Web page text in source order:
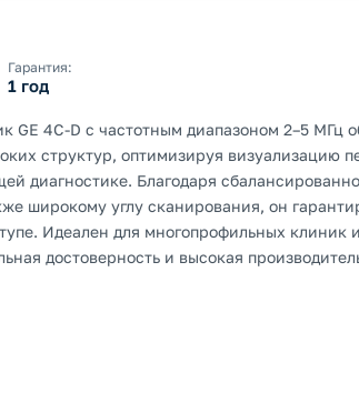
Гарантия:
1 год
GE 4C-D с частотным диапазоном 2–5 МГц
структур, оптимизируя визуализацию
диагностике. Благодаря
широкому углу сканирования, он
Идеален для многопрофильных клиник
достоверность и высокая